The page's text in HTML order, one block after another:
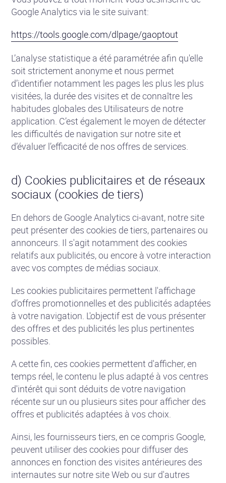
Google Analytics via le site suivant:
https://tools.google.com/dlpage/gaoptout
L’analyse statistique a été paramétrée afin qu'elle
soit strictement anonyme et nous permet
d’identifier notamment les pages les plus les plus
visitées, la durée des visites et de connaître les
habitudes globales des Utilisateurs de notre
application. C’est également le moyen de détecter
les difficultés de navigation sur notre site et
d’évaluer l’efficacité de nos offres de services.
d) Cookies publicitaires et de réseaux
sociaux (cookies de tiers)
En dehors de Google Analytics ci-avant, notre site
peut présenter des cookies de tiers, partenaires ou
annonceurs. Il s'agit notamment des cookies
relatifs aux publicités, ou encore à votre interaction
avec vos comptes de médias sociaux.
Les cookies publicitaires permettent l'affichage
d'offres promotionnelles et des publicités adaptées
à votre navigation. L'objectif est de vous présenter
des offres et des publicités les plus pertinentes
possibles.
A cette fin, ces cookies permettent d'afficher, en
temps réel, le contenu le plus adapté à vos centres
d'intérêt qui sont déduits de votre navigation
récente sur un ou plusieurs sites pour afficher des
offres et publicités adaptées à vos choix.
Ainsi, les fournisseurs tiers, en ce compris Google,
peuvent utiliser des cookies pour diffuser des
annonces en fonction des visites antérieures des
internautes sur notre site Web ou sur d'autres